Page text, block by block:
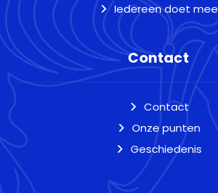
Iedereen doet mee
Contact
Contact
Onze punten
Geschiedenis